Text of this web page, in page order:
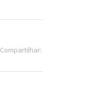
Compartilhar: